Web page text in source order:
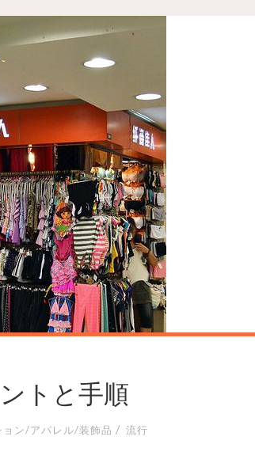
トと手順
ョン/アパレル/装飾品 / 流行